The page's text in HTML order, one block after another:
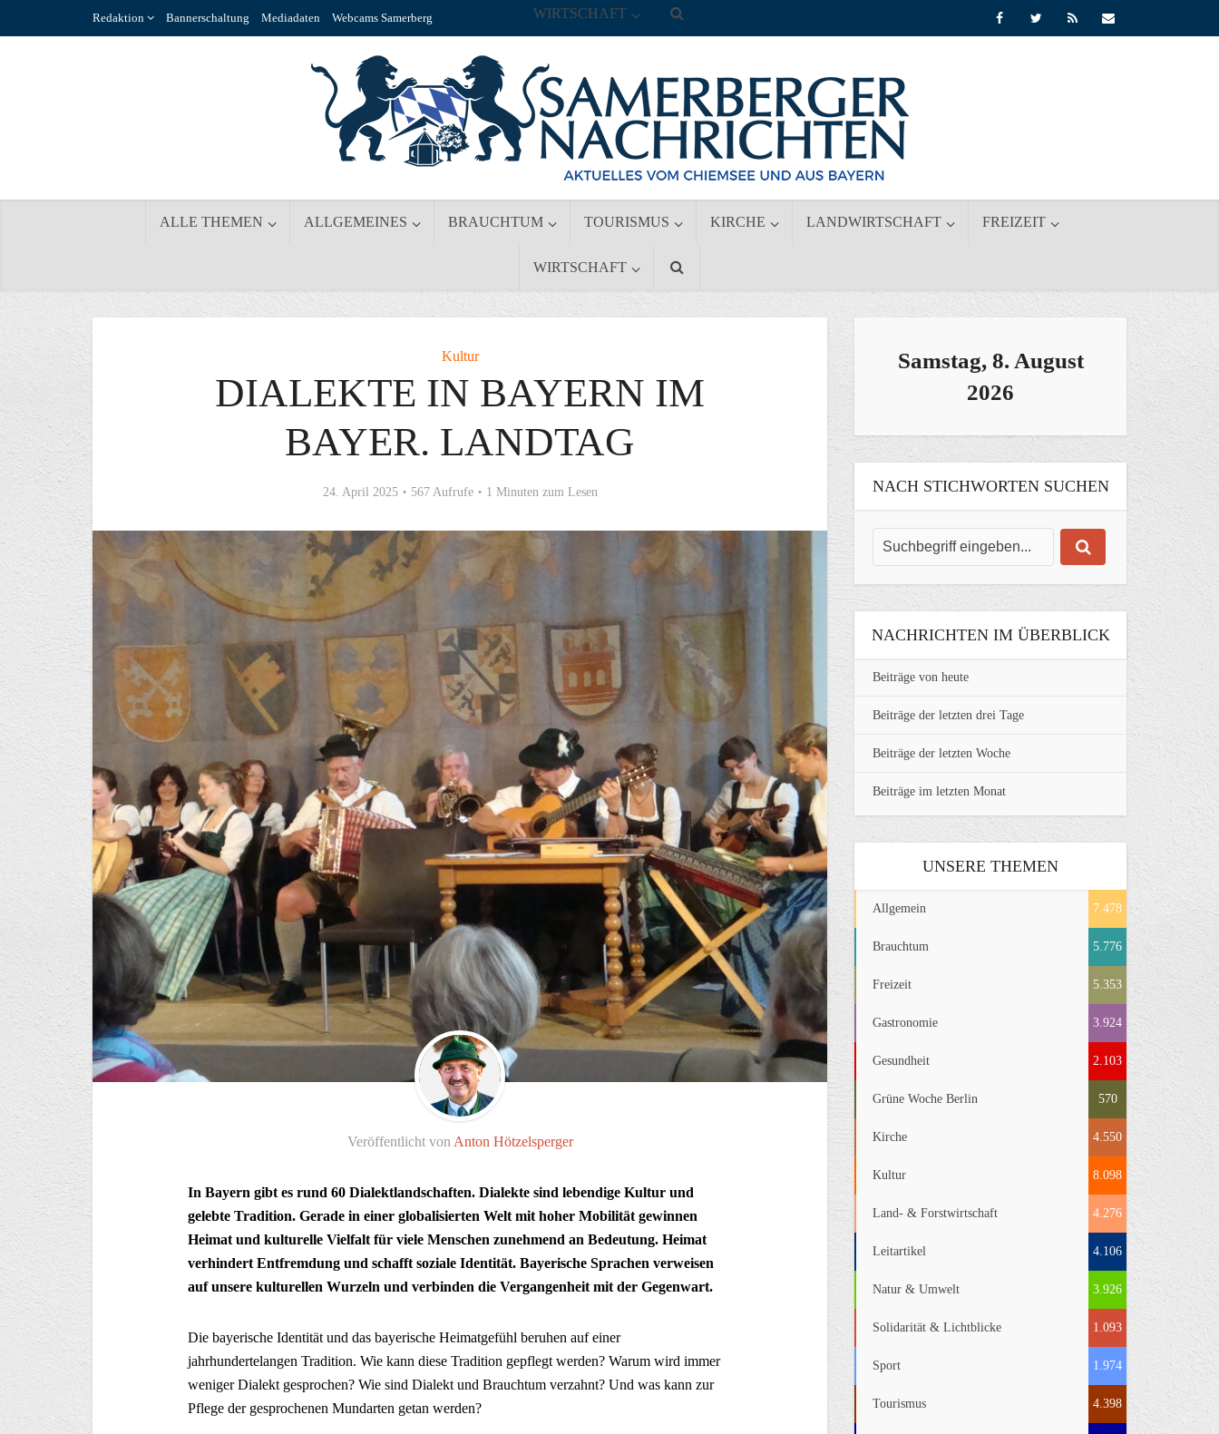
Redaktion Bannerschaltung Mediadaten Webcams Samerberg
ALLE THEMEN ALLGEMEINES BRAUCHTUM TOURISMUS KIRCHE LANDWIRTSCHAFT FREIZEIT
WIRTSCHAFT
WIRTSCHAFT
Kultur
DIALEKTE IN BAYERN IM
BAYER. LANDTAG
24. April 2025 567 Aufrufe 1 Minuten zum Lesen
Veröffentlicht von Anton Hötzelsperger
In Bayern gibt es rund 60 Dialektlandschaften. Dialekte sind lebendige Kultur und
gelebte Tradition. Gerade in einer globalisierten Welt mit hoher Mobilität gewinnen
Heimat und kulturelle Vielfalt für viele Menschen zunehmend an Bedeutung. Heimat
verhindert Entfremdung und schafft soziale Identität. Bayerische Sprachen verweisen
auf unsere kulturellen Wurzeln und verbinden die Vergangenheit mit der Gegenwart.
Die bayerische Identität und das bayerische Heimatgefühl beruhen auf einer
jahrhundertelangen Tradition. Wie kann diese Tradition gepflegt werden? Warum wird immer
weniger Dialekt gesprochen? Wie sind Dialekt und Brauchtum verzahnt? Und was kann zur
Pflege der gesprochenen Mundarten getan werden?
Samstag, 8. August
2026
NACH STICHWORTEN SUCHEN
NACHRICHTEN IM ÜBERBLICK
Beiträge von heute
Beiträge der letzten drei Tage
Beiträge der letzten Woche
Beiträge im letzten Monat
UNSERE THEMEN
Allgemein 7.478
Brauchtum 5.776
Freizeit 5.353
Gastronomie 3.924
Gesundheit 2.103
Grüne Woche Berlin 570
Kirche 4.550
Kultur 8.098
Land- & Forstwirtschaft 4.276
Leitartikel 4.106
Natur & Umwelt 3.926
Solidarität & Lichtblicke 1.093
Sport 1.974
Tourismus 4.398